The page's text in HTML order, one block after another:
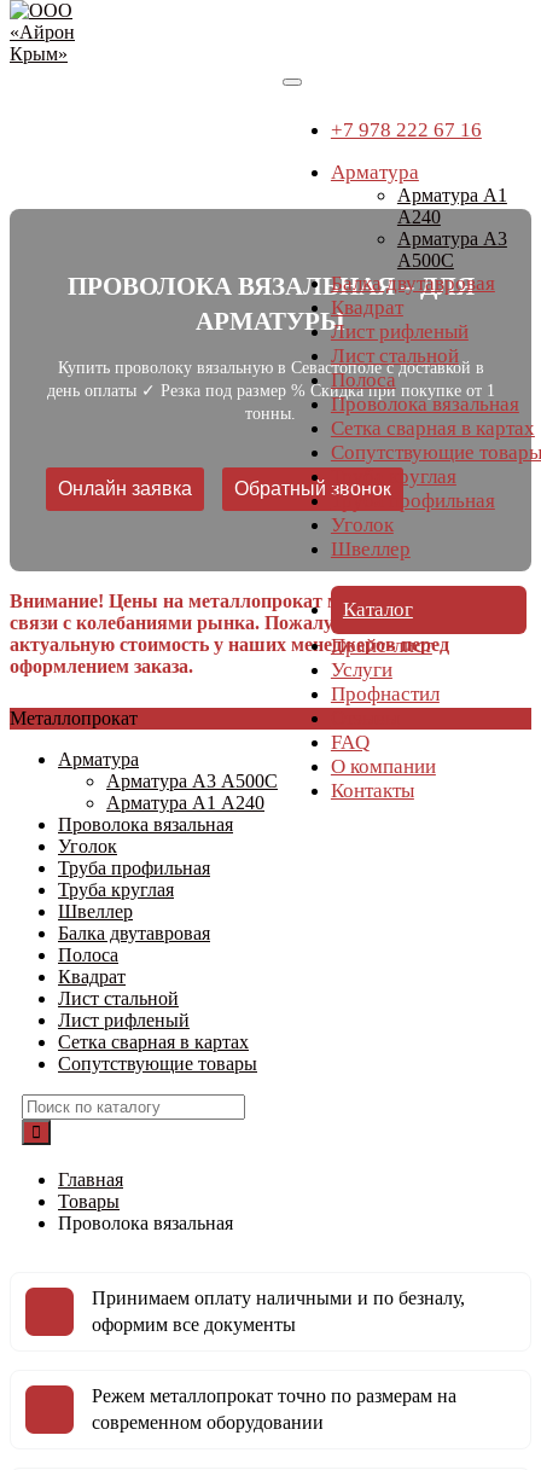
Перейти
+7 978 222 67 16
Арматура
Арматура А1
А240
Арматура А3
А500С
Балка двутавровая
Квадрат
Лист рифленый
Лист стальной
Полоса
Проволока вязальная
Сетка сварная в картах
Сопутствующие товары
Труба круглая
Труба профильная
Уголок
Швеллер
Каталог
Прайс-лист
Услуги
Профнастил
FAQ
О компании
Контакты
ПРОВОЛОКА ВЯЗАЛЬНАЯ – ДЛЯ
АРМАТУРЫ
Купить проволоку вязальную в Севастополе с доставкой в
день оплаты ✓ Резка под размер % Скидка при покупке от 1
тонны.
Онлайн заявка Обратный звонок
Внимание! Цены на металлопрокат могут меняться в
связи с колебаниями рынка. Пожалуйста, уточняйте
актуальную стоимость у наших менеджеров перед
оформлением заказа.
Металлопрокат
Арматура
Арматура А3 А500С
Арматура А1 А240
Проволока вязальная
Уголок
Труба профильная
Труба круглая
Швеллер
Балка двутавровая
Полоса
Квадрат
Лист стальной
Лист рифленый
Сетка сварная в картах
Сопутствующие товары
Главная
Товары
Проволока вязальная
Принимаем оплату наличными и по безналу,
оформим все документы
Режем металлопрокат точно по размерам на
современном оборудовании